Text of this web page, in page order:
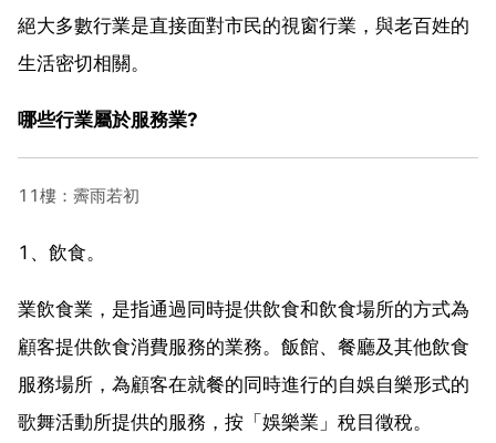
絕大多數行業是直接面對市民的視窗行業，與老百姓的
生活密切相關。
哪些行業屬於服務業?
11樓：霽雨若初
1、飲食。
業飲食業，是指通過同時提供飲食和飲食場所的方式為
顧客提供飲食消費服務的業務。飯館、餐廳及其他飲食
服務場所，為顧客在就餐的同時進行的自娛自樂形式的
歌舞活動所提供的服務，按「娛樂業」稅目徵稅。